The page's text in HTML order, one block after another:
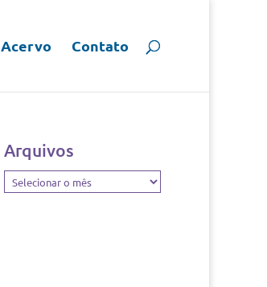
Acervo Contato
Arquivos
Arquivos